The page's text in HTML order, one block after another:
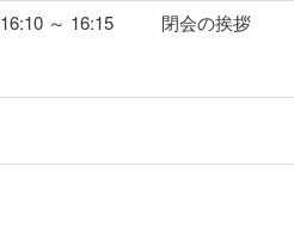
16:10 ～ 16:15 閉会の挨拶